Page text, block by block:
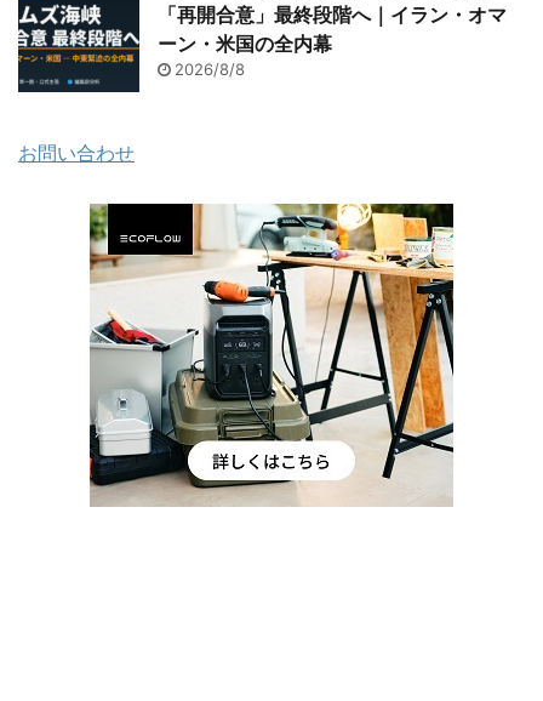
「再開合意」最終段階へ｜イラン・オマ
ーン・米国の全内幕
2026/8/8
お問い合わせ